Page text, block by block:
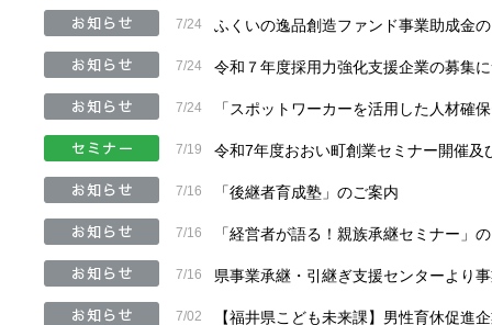
7/24 ふくいの逸品創造ファンド事業助成金
7/24 令和７年度採用力強化支援企業の募集
7/24 「スポットワーカーを活用した人材確
7/19 令和7年度おおい町創業セミナー開催及
7/16 「後継者育成塾」のご案内
7/16 「経営者が語る！親族承継セミナー」
7/16 県事業承継・引継ぎ支援センターより
7/02 【福井県こども未来課】男性育休促進